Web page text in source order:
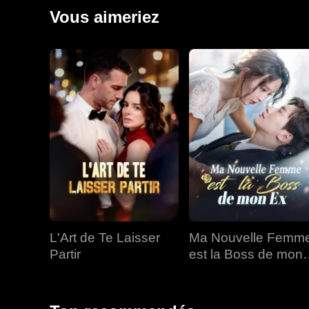
elle ni leur enfant à naître. Miraculeusement, Emma
Vous aimeriez
L'Art de Te Laisser
Partir
Ma Nouvelle
est la Boss de mon